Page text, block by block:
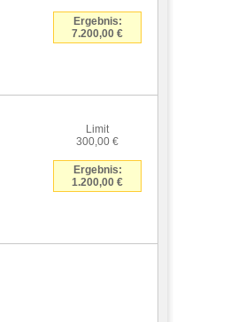
Ergebnis:
7.200,00 €
Limit
300,00 €
Ergebnis:
1.200,00 €